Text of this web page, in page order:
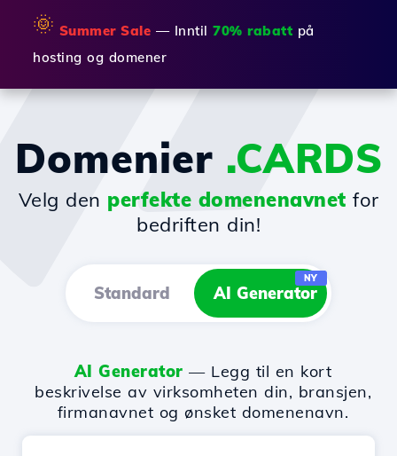
🌞 Summer Sale — Inntil 70% rabatt på
hosting og domener
Domenier .CARDS
Velg den perfekte domenenavnet for
bedriften din!
Standard AI Generator
NY
AI Generator — Legg til en kort
beskrivelse av virksomheten din, bransjen,
firmanavnet og ønsket domenenavn.